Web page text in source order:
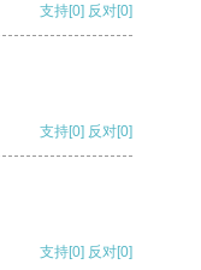
支持[0] 反对[0]
支持[0] 反对[0]
支持[0] 反对[0]